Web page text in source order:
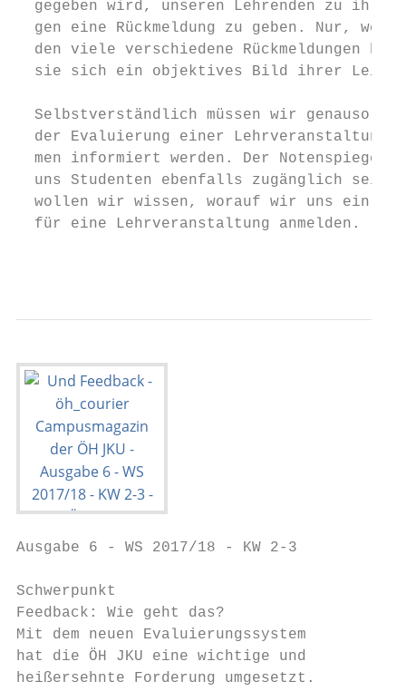
gegeben wird, unseren Lehrenden zu
gen eine Rückmeldung zu geben. Nur,
den viele verschiedene Rückmeldungen
sie sich ein objektives Bild ihrer
Selbstverständlich müssen wir genauso
der Evaluierung einer Lehrveranstaltung
men informiert werden. Der Notenspiegel
uns Studenten ebenfalls zugänglich sein,
wollen wir wissen, worauf wir uns
  für eine Lehrveranstaltung anmelden.
Ausgabe 6 - WS 2017/18 - KW 2-3
Schwerpunkt
Feedback: Wie geht das?
Mit dem neuen Evaluierungssystem
hat die ÖH JKU eine wichtige und
heißersehnte Forderung umgesetzt.